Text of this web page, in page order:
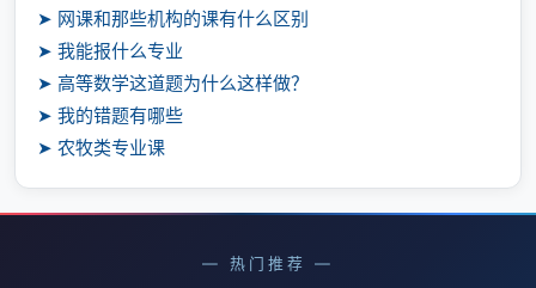
➤ 网课和那些机构的课有什么区别
➤ 我能报什么专业
➤ 高等数学这道题为什么这样做？
➤ 我的错题有哪些
➤ 农牧类专业课
— 热门推荐 —